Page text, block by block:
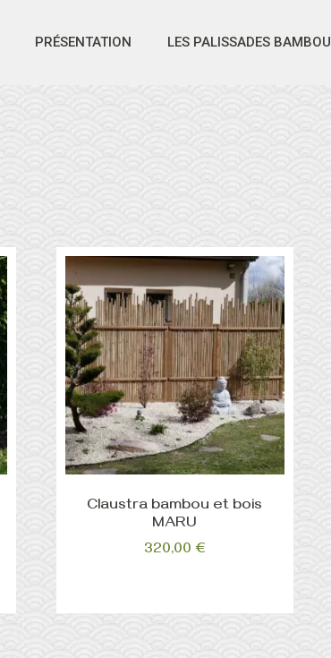
PRÉSENTATION LES PALISSADES BAMBOU
Claustra bambou et bois
MARU
320,00€